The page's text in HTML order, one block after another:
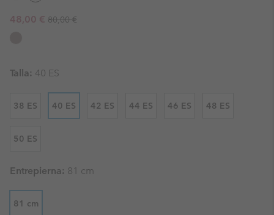
Sale price:
48,00 € Regular price:
80,00 €
Talla: 40 ES
38 ES 40 ES 42 ES 44 ES 46 ES 48 ES
50 ES
Entrepierna: 81 cm
81 cm